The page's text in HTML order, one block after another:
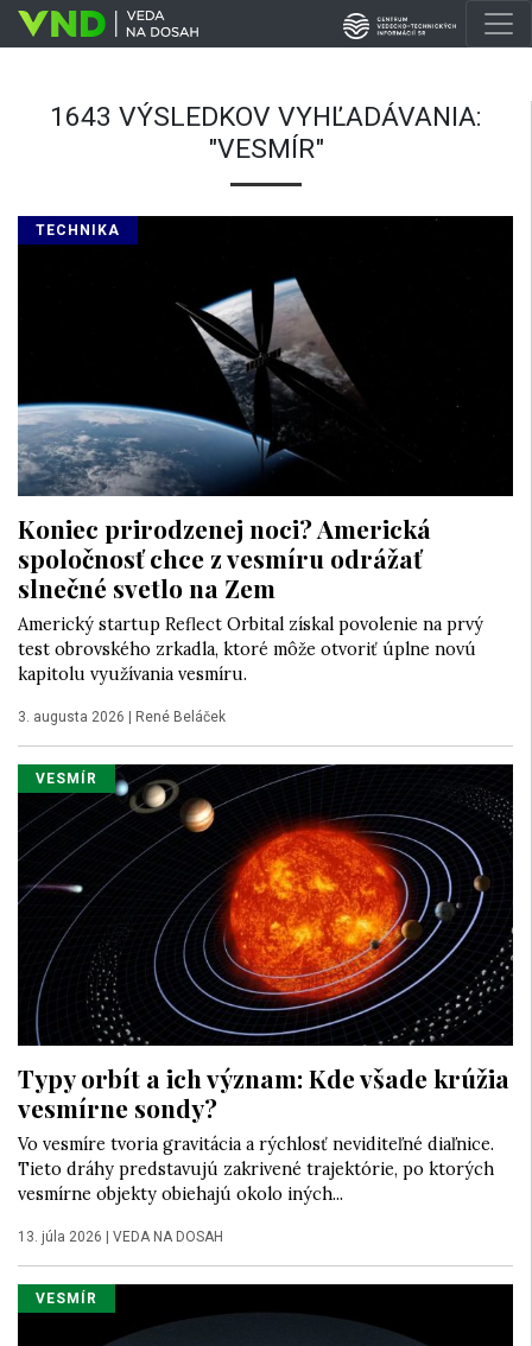
1643 VÝSLEDKOV VYHĽADÁVANIA:
"VESMÍR"
TECHNIKA
Koniec prirodzenej noci? Americká
spoločnosť chce z vesmíru odrážať
slnečné svetlo na Zem
Americký startup Reflect Orbital získal povolenie na prvý
test obrovského zrkadla, ktoré môže otvoriť úplne novú
kapitolu využívania vesmíru.
3. augusta 2026 René Beláček
VESMÍR
Typy orbít a ich význam: Kde všade krúžia
vesmírne sondy?
Vo vesmíre tvoria gravitácia a rýchlosť neviditeľné diaľnice.
Tieto dráhy predstavujú zakrivené trajektórie, po ktorých
vesmírne objekty obiehajú okolo iných...
13. júla 2026 | VEDA NA DOSAH
VESMÍR